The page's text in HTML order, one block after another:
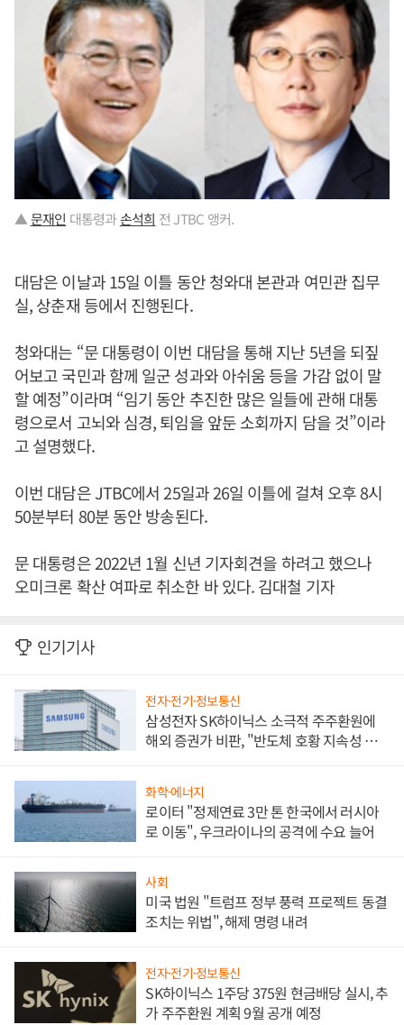
▲문재인 대통령과손석희 전 JTBC 앵커.
대담은 이날과 15일 이틀 동안 청와대 본관과 여민관 집무
실, 상춘재 등에서 진행된다.
청와대는 “문 대통령이 이번 대담을 통해 지난 5년을 되짚
어보고 국민과 함께 일군 성과와 아쉬움 등을 가감 없이 말
할 예정”이라며 “임기 동안 추진한 많은 일들에 관해 대통
령으로서 고뇌와 심경, 퇴임을 앞둔 소회까지 담을 것”이라
고 설명했다.
이번 대담은 JTBC에서 25일과 26일 이틀에 걸쳐 오후 8시
50분부터 80분 동안 방송된다.
문 대통령은 2022년 1월 신년 기자회견을 하려고 했으나
오미크론 확산 여파로 취소한 바 있다. 김대철 기자
인기기사
전자·전기·정보통신
삼성전자 SK하이닉스 소극적 주주환원에
해외 증권가 비판, "반도체 호황 지속성 의
화학·에너지
로이터 "정제연료 3만 톤 한국에서 러시아
로 이동", 우크라이나의 공격에 수요 늘어
사회
미국 법원 "트럼프 정부 풍력 프로젝트 동결
조치는 위법", 해제 명령 내려
전자·전기·정보통신
SK하이닉스 1주당 375원 현금배당 실시, 추
가 주주환원 계획 9월 공개 예정